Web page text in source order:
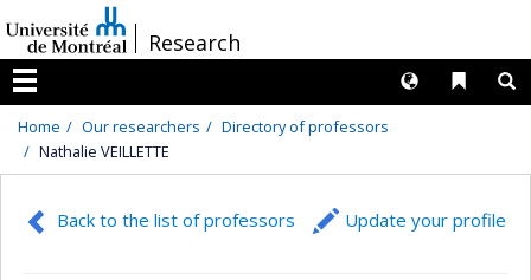
au
contenu
/Research
Menu
Liens
Langues
Home Our researchers
Directory of professors
Nathalie VEILLETTE
Back to the list of professors Update your profile